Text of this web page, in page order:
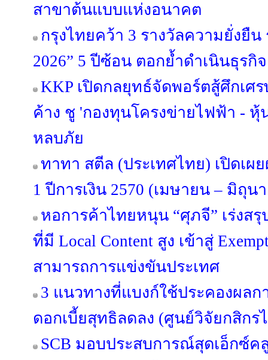
สาขาต้นแบบแห่งอนาคต
กรุงไทยคว้า 3 รางวัลความยั่งยืน
2026” 5 ปีซ้อน ตอกย้ำดำเนินธุรกิ
KKP เปิดกลยุทธ์จัดพอร์ตสู้ศึกเศ
ค้าง ชู 'กองทุนโครงข่ายไฟฟ้า - หุ้
หลบภัย
ทาทา สตีล (ประเทศไทย) เปิดเผ
1 ปีการเงิน 2570 (เมษายน – มิถุน
หอการค้าไทยหนุน “ศุภจี” เร่งส
ที่มี Local Content สูง เข้าสู่
สามารถการแข่งขันประเทศ
3 แนวทางที่แบงก์ใช้ประคองผลก
ดอกเบี้ยสุทธิลดลง (ศูนย์วิจัยกสิกร
SCB มอบประสบการณ์สุดเอ็กซ์ค